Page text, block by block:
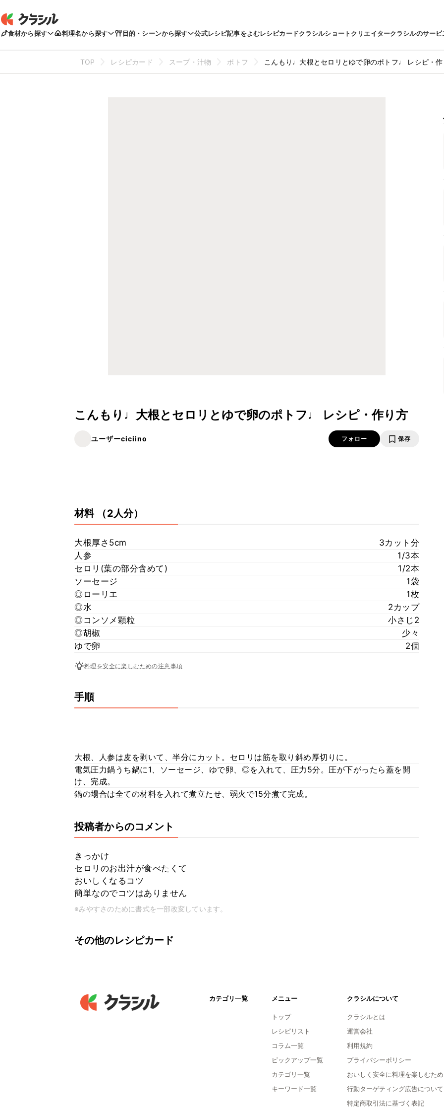
食材から探す 料理名から探す 目的・シーンから探す 公式レシピ記事をよむレシピカードクラシルショートクリエイタークラシルのサービ
TOP レシピカード スープ・汁物 ポトフ こんもり♩大根とセロリとゆで卵のポトフ♩ レシピ・作
こんもり♩大根とセロリとゆで卵のポトフ♩ レシピ・作り方
ユーザーciciino フォロー 保存
材料 （2人分）
大根厚さ5cm
3カット分
人参
1/3本
セロリ(葉の部分含めて)
1/2本
ソーセージ
1袋
◎ローリエ
1枚
◎水
2カップ
◎コンソメ顆粒
小さじ2
◎胡椒
少々
ゆで卵
2個
料理を安全に楽しむための注意事項
手順
大根、人参は皮を剥いて、半分にカット。セロリは筋を取り斜め厚切りに。
電気圧力鍋うち鍋に1、ソーセージ、ゆで卵、◎を入れて、圧力5分。圧が下がったら蓋を開
け、完成。
鍋の場合は全ての材料を入れて煮立たせ、弱火で15分煮て完成。
投稿者からのコメント
きっかけ
セロリのお出汁が食べたくて
おいしくなるコツ
簡単なのでコツはありません
※みやすさのために書式を一部改変しています。
その他のレシピカード
カテゴリ一覧 メニュー
トップ
レシピリスト
コラム一覧
ピックアップ一覧
カテゴリ一覧
キーワード一覧
クラシルについて
クラシルとは
運営会社
利用規約
プライバシーポリシー
おいしく安全に料理を楽しむため
行動ターゲティング広告について
特定商取引法に基づく表記